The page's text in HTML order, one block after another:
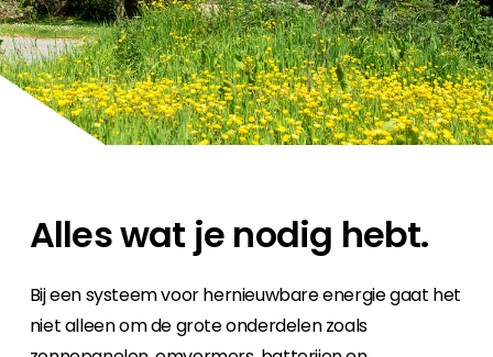
Carrière
Ben je op zoek naar een baan in de
hernieuwbare energiesector? Dan ben je hier
aan het juiste adres!
Alles wat je nodig hebt.
Bij een systeem voor hernieuwbare energie gaat het
niet alleen om de grote onderdelen zoals